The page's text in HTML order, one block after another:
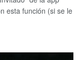
esta función (si se le